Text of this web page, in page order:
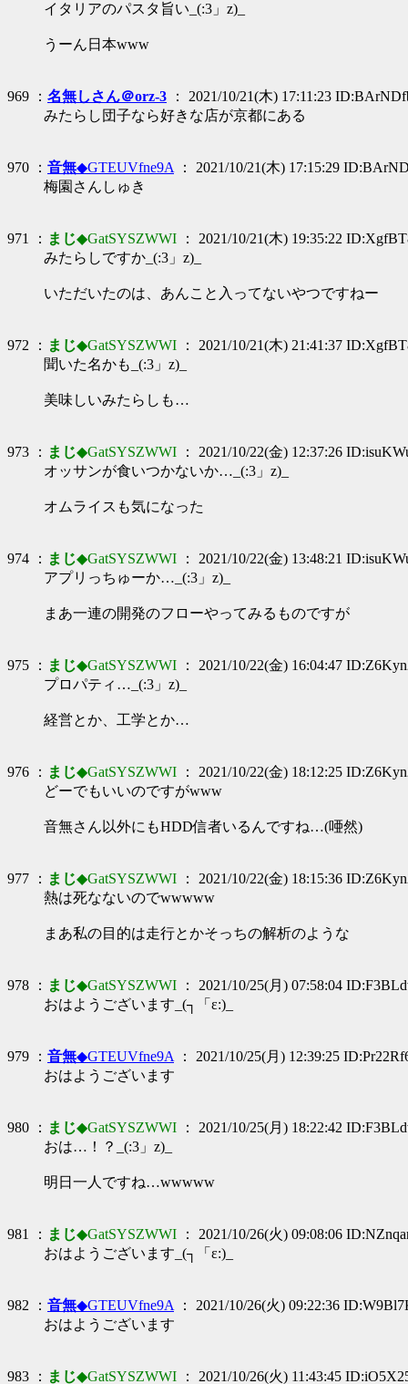
イタリアのパスタ旨い_(:3」z)_
うーん日本www
969 ： 名無しさん＠orz-3 ： 2021/10/21(木) 17:11:23
みたらし団子なら好きな店が京都にある
970 ： 音無◆GTEUVfne9A ： 2021/10/21(木) 17:15:29
梅園さんしゅき
971 ： まじ◆GatSYSZWWI ： 2021/10/21(木) 19:35:22
みたらしですか_(:3」z)_
いただいたのは、あんこと入ってないやつですねー
972 ： まじ◆GatSYSZWWI ： 2021/10/21(木) 21:41:37
聞いた名かも_(:3」z)_
美味しいみたらしも…
973 ： まじ◆GatSYSZWWI ： 2021/10/22(金) 12:37:26
オッサンが食いつかないか…_(:3」z)_
オムライスも気になった
974 ： まじ◆GatSYSZWWI ： 2021/10/22(金) 13:48:21
アプリっちゅーか…_(:3」z)_
まあ一連の開発のフローやってみるものですが
975 ： まじ◆GatSYSZWWI ： 2021/10/22(金) 16:04:47
プロパティ…_(:3」z)_
経営とか、工学とか…
976 ： まじ◆GatSYSZWWI ： 2021/10/22(金) 18:12:25
どーでもいいのですがwww
音無さん以外にもHDD信者いるんですね…(唖然)
977 ： まじ◆GatSYSZWWI ： 2021/10/22(金) 18:15:36
熱は死なないのでwwwww
まあ私の目的は走行とかそっちの解析のような
978 ： まじ◆GatSYSZWWI ： 2021/10/25(月) 07:58:04
おはようございます_(┐「ε:)_
979 ： 音無◆GTEUVfne9A ： 2021/10/25(月) 12:39:25
おはようございます
980 ： まじ◆GatSYSZWWI ： 2021/10/25(月) 18:22:42
おは…！？_(:3」z)_
明日一人ですね…wwwww
981 ： まじ◆GatSYSZWWI ： 2021/10/26(火) 09:08:06
おはようございます_(┐「ε:)_
982 ： 音無◆GTEUVfne9A ： 2021/10/26(火) 09:22:36
おはようございます
983 ： まじ◆GatSYSZWWI ： 2021/10/26(火) 11:43:45